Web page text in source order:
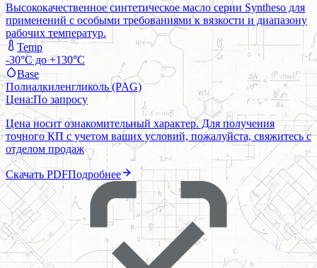
Высококачественное синтетическое масло серии Syntheso для
применений с особыми требованиями к вязкости и диапазону
рабочих температур.
Temp
-30°C до +130°C
Base
Полиалкиленгликоль (PAG)
Цена:По запросу
Цена носит ознакомительный характер. Для получения
точного КП с учетом ваших условий, пожалуйста, свяжитесь с
отделом продаж
Скачать PDFПодробнее